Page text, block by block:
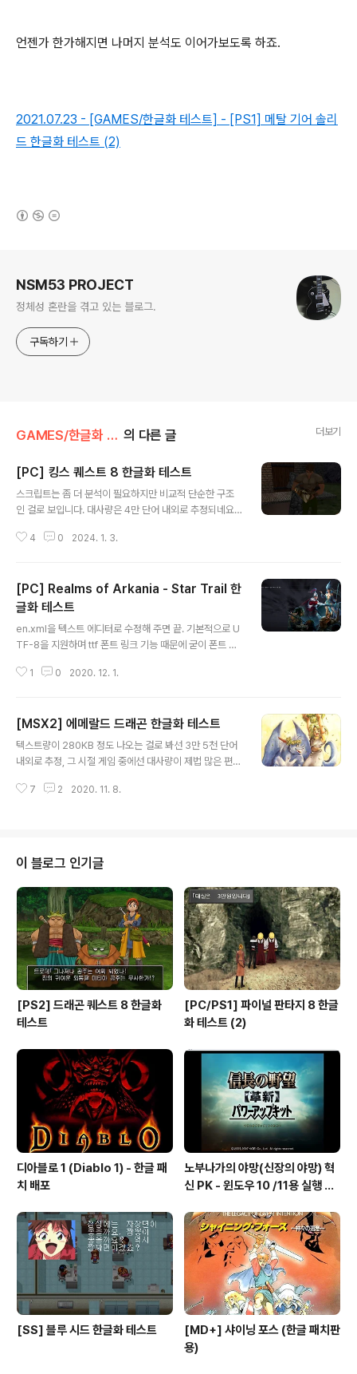
언젠가 한가해지면 나머지 분석도 이어가보도록 하죠.
2021.07.23 - [GAMES/한글화 테스트] - [PS1] 메탈 기어 솔리
드 한글화 테스트 (2)
NSM53 PROJECT
정체성 혼란을 겪고 있는 블로그.
구독하기
GAMES/한글화 테스트 의 다른 글 더보기
[PC] 킹스 퀘스트 8 한글화 테스트
스크립트는 좀 더 분석이 필요하지만 비교적 단순한 구조
인 걸로 보입니다. 대사량은 4만 단어 내외로 추정되네요.
OS에선 실행이 꽤 불안정합니다. GOG 버전도 그냥 래퍼
시리즈 중에서 가장 이질적이고 저평가 받는 게임이지만
개인적으론 7편과 더불어 꽤 좋아하는 편입니다.
4 0 2024. 1. 3.
[PC] Realms of Arkania - Star Trail 한
글화 테스트
en.xml을 텍스트 에디터로 수정해 주면 끝. 기본적으로 U
TF-8을 지원하며 ttf 폰트 링크 기능 때문에 굳이 폰트 교
아니겠지만요. 폰트를 바꾸고 싶으면 일반적인 유니티 툴
1 0 2020. 12. 1.
[MSX2] 에메랄드 드래곤 한글화 테스트
텍스트량이 280KB 정도 나오는 걸로 봐선 3만 5천 단어
내외로 추정, 그 시절 게임 중에선 대사량이 제법 많은 편에
만하게 볼 분량도 아니군요. 당시 게임 잡지 등에서 꾸준히
금도 오프닝을 보면 그 시절로 돌아간 것 같은 기분이 드네
요. 사실 MSX2 버전은 그리 좋은 이식이라고 하기 어렵습
니다. 그래픽 부분은 차치하더라도 게임 속도가 너무도 느
려서죠. 가뜩이나 던전이 넓고 복잡한 작품인데 느린 게임
속도는 스트레스를 더욱 가중시킵니다. 이스 2처럼 MSX
에 맞춰 새로이 구성했으..
7 2 2020. 11. 8.
이 블로그 인기글
[PS2] 드래곤 퀘스트 8 한글화
테스트
[PC/PS1] 파이널 판타지 8 한글
화 테스트 (2)
디아블로 1 (Diablo 1) - 한글 패
치 배포
노부나가의 야망(신장의 야망) 혁
신 PK - 윈도우 10 /11용 실행 파
[SS] 블루 시드 한글화 테스트
[MD+] 샤이닝 포스 (한글 패치판
용)